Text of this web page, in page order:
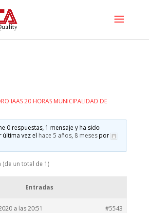
IAAS 20 HORAS MUNICIPALIDAD DE
0 respuestas, 1 mensaje y ha sido
vez el hace 5 años, 8 mesespor
un total de 1)
Entradas
a las 20:51 #5543